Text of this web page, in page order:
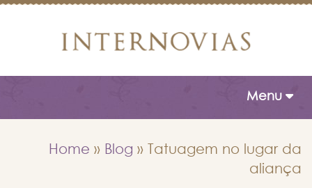
Toggle
Menu
Home » Blog »
Tatuagem no lugar da
aliança